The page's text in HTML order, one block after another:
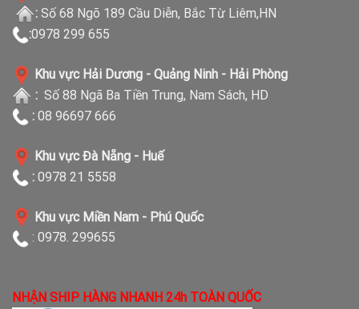
: Số 68 Ngõ 189 Cầu Diễn, Bắc Từ Liêm,HN
:0978 299 655
Khu vực Hải Dương - Quảng Ninh - Hải Phòng
: Số 88 Ngã Ba Tiền Trung, Nam Sách, HD
: 08 96697 666
Khu vực Đà Nẵng - Huế
: 0978 21 5558
Khu vực Miền Nam - Phú Quốc
: 0978. 299655
NHẬN SHIP HÀNG NHANH 24h TOÀN QUỐC